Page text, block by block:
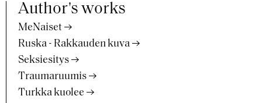
Author's works
MeNaiset
Ruska - Rakkauden kuva
Seksiesitys
Traumaruumis
Turkka kuolee